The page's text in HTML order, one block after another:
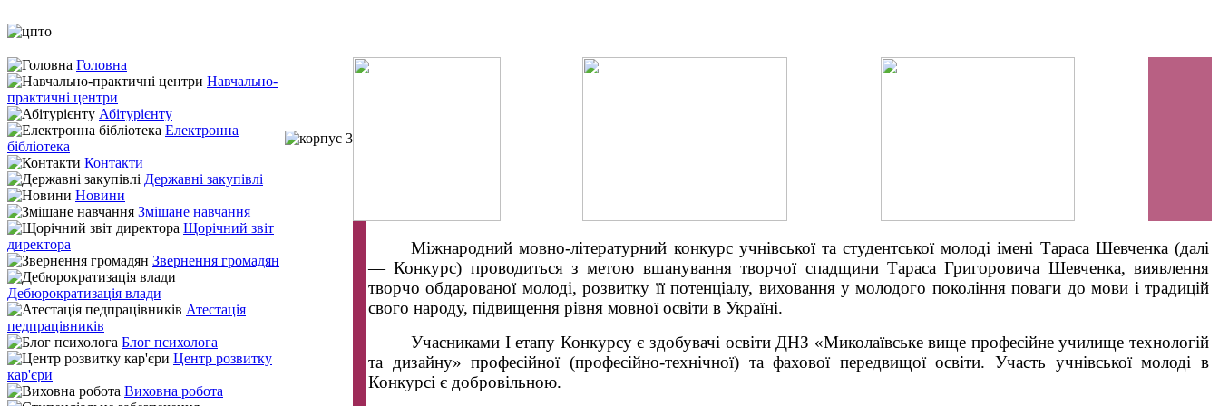
Головна
Навчально-
практичні центри
Абітурієнту
Електронна
бібліотека
Контакти
Державні закупівлі
Новини
Змішане навчання
Щорічний звіт
директора
Звернення громадян
Дебюрократизація влади
Атестація
педпрацівників
Блог психолога
Центр розвитку
кар'єри
Виховна робота
Міжнародний мовно-літературний конкурс учнівської та студентської молоді імені Тараса Шевченка (далі
— Конкурс) проводиться з метою вшанування творчої спадщини Тараса Григоровича Шевченка, виявлення
творчо обдарованої молоді, розвитку її потенціалу, виховання у молодого покоління поваги до мови і традицій
свого народу, підвищення рівня мовної освіти в Україні.
Учасниками І етапу Конкурсу є здобувачі освіти ДНЗ «Миколаївське вище професійне училище технологій
та дизайну» професійної (професійно-технічної) та фахової передвищої освіти. Участь учнівської молоді в
Конкурсі є добровільною.